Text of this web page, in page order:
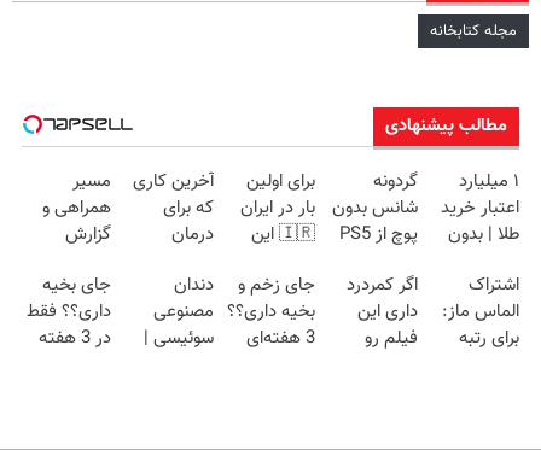
مجله کتابخانه
مطالب پیشنهادی
۱ میلیارد
اعتبار خرید
طلا | بدون
گردونه
شانس بدون
پوچ از PS5
بیت کوین
🔥
برای اولین
بار در ایران
🇮🇷 این
ترمیم کننده
23 روزه
ساخت!
آخرین کاری
که برای
درمان
میدی
(پرسشنامه)
مسیر
همراهی و
گزارش
اسنپ در
۱۴۰۴
اشتراک
الماس ماز:
برای رتبه
اگر کمردرد
داری این
فیلم رو
جای زخم و
بخیه داری؟؟
3 هفته‌ای
دندان
مصنوعی
سوئیسی |
ویزیت
جای بخیه
داری؟؟ فقط
در 3 هفته